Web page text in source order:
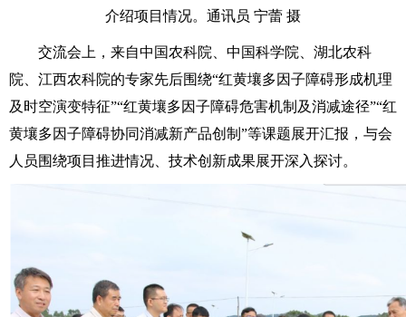
介绍项目情况。通讯员 宁蕾 摄
交流会上，来自中国农科院、中国科学院、湖北农科
院、江西农科院的专家先后围绕“红黄壤多因子障碍形成机理
及时空演变特征”“红黄壤多因子障碍危害机制及消减途径”“红
黄壤多因子障碍协同消减新产品创制”等课题展开汇报，与会
人员围绕项目推进情况、技术创新成果展开深入探讨。